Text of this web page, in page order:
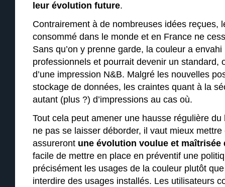
leur évolution future.
Contrairement à de nombreuses idées reçues,
consommé dans le monde et en France ne
Sans qu’on y prenne garde, la couleur a
professionnels et pourrait devenir un standard,
d’une impression N&B. Malgré les nouvelles
stockage de données, les craintes quant à la
autant (plus ?) d’impressions au cas où.
Tout cela peut amener une hausse régulière du
ne pas se laisser déborder, il vaut mieux
assureront une évolution voulue et maîtrisée
facile de mettre en place en préventif une
précisément les usages de la couleur plutôt
interdire des usages installés. Les utilisateurs